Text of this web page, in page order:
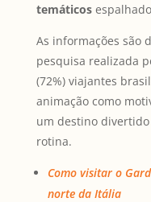
temáticos
As informações são
pesquisa realizada
(72%) viajantes
animação como
um destino
rotina.
Como visitar o
norte da Itália